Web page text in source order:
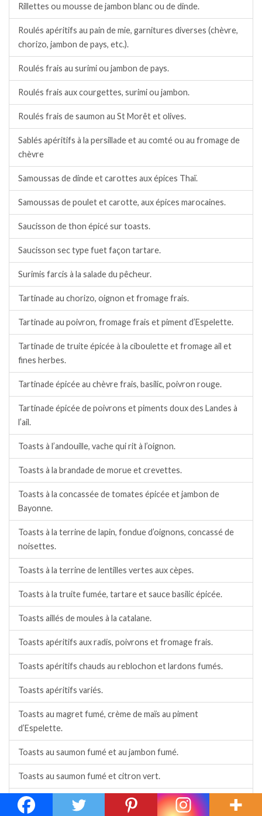
Rillettes ou mousse de jambon blanc ou de dinde.
Roulés apéritifs au pain de mie, garnitures diverses (chèvre,
chorizo, jambon de pays, etc.).
Roulés frais au surimi ou jambon de pays.
Roulés frais aux courgettes, surimi ou jambon.
Roulés frais de saumon au St Morêt et olives.
Sablés apéritifs à la persillade et au comté ou au fromage de
chèvre
Samoussas de dinde et carottes aux épices Thaï.
Samoussas de poulet et carotte, aux épices marocaines.
Saucisson de thon épicé sur toasts.
Saucisson sec type fuet façon tartare.
Surimis farcis à la salade du pêcheur.
Tartinade au chorizo, oignon et fromage frais.
Tartinade au poivron, fromage frais et piment d’Espelette.
Tartinade de truite épicée à la ciboulette et fromage ail et
fines herbes.
Tartinade épicée au chèvre frais, basilic, poivron rouge.
Tartinade épicée de poivrons et piments doux des Landes à
l’ail.
Toasts à l’andouille, vache qui rit à l’oignon.
Toasts à la brandade de morue et crevettes.
Toasts à la concassée de tomates épicée et jambon de
Bayonne.
Toasts à la terrine de lapin, fondue d’oignons, concassé de
noisettes.
Toasts à la terrine de lentilles vertes aux cèpes.
Toasts à la truite fumée, tartare et sauce basilic épicée.
Toasts aillés de moules à la catalane.
Toasts apéritifs aux radis, poivrons et fromage frais.
Toasts apéritifs chauds au reblochon et lardons fumés.
Toasts apéritifs variés.
Toasts au magret fumé, crème de maïs au piment
d’Espelette.
Toasts au saumon fumé et au jambon fumé.
Toasts au saumon fumé et citron vert.
Toasts au saumon fumé et St Môret.